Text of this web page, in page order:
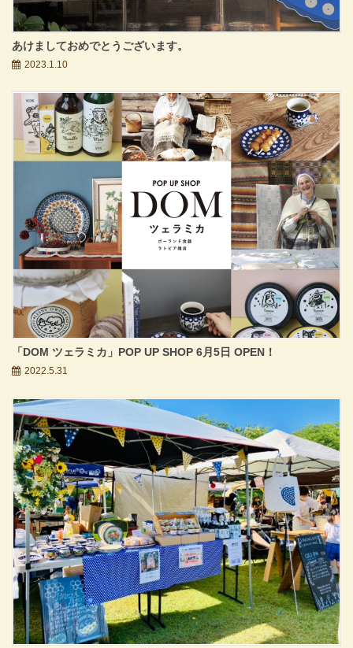
あけましておめでとうございます。
2023.1.10
「DOM ツェラミカ」POP UP SHOP 6月5日 OPEN！
2022.5.31